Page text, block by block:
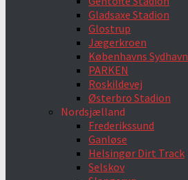
Gladsaxe Stadion
Glostrup
Jægerkroen
Københavns Sydhavn
PARKEN
Roskildevej
Østerbro Stadion
Nordsjælland
Frederikssund
Ganløse
Helsingør Dirt Track
Selskov